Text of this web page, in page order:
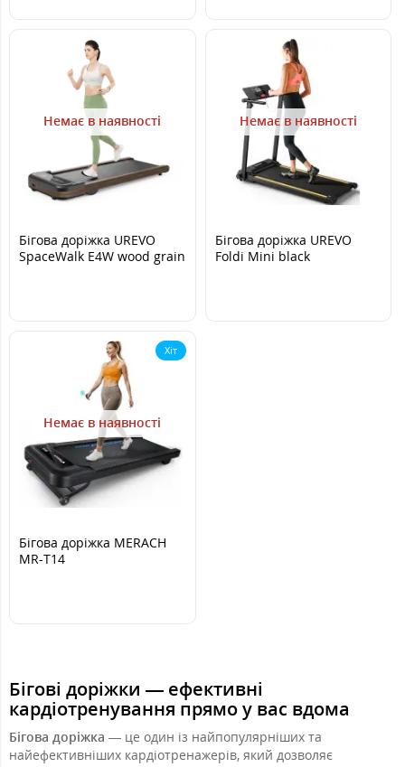
Немає в наявності
Бігова доріжка UREVO
SpaceWalk E4W wood grain
Немає в наявності
Бігова доріжка UREVO
Foldi Mini black
Хіт
Немає в наявності
Бігова доріжка MERACH
MR-T14
Бігові доріжки — ефективні
кардіотренування прямо у вас вдома
Бігова доріжка — це один із найпопулярніших та
найефективніших кардіотренажерів, який дозволяє